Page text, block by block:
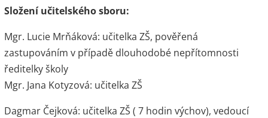
Složení učitelského sboru:
Mgr. Lucie Mrňáková: učitelka ZŠ, pověřená
zastupováním v případě dlouhodobé nepřítomnosti
ředitelky školy
Mgr. Jana Kotyzová: učitelka ZŠ
Dagmar Čejková: učitelka ZŠ ( 7 hodin výchov), vedoucí